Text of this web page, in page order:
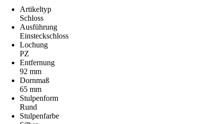
Artikeltyp
Schloss
Ausführung
Einsteckschloss
Lochung
PZ
Entfernung
92 mm
Dornmaß
65 mm
Stulpenform
Rund
Stulpenfarbe